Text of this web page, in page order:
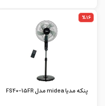
%16
پنکه مدیا midea مدل FS40-15FR